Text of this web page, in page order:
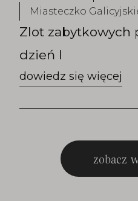
Miasteczko
Zlot zabytkowych
dzień I
zobacz